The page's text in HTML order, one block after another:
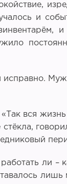
и
вся
ли –
лишь